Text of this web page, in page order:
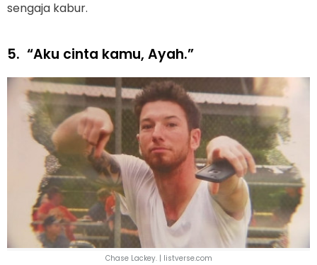
sengaja kabur.
5. “Aku cinta kamu, Ayah.”
Chase Lackey. | listverse.com